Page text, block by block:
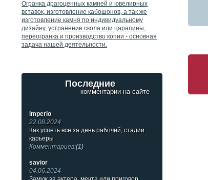
Огранка драгоценных камней и ювелирных
вставок, изготовление кабошонов, а так же
изготовление камня по индивидуальному
дизайну, устранение скола или царапины,
переогранка и производство копии - основная
задача нашей деятельности.
Последние
комментарии на сайте
imperio
22.08.2024
Как успеть все за день рабочий, стадии
карьеры
Комментариев:(1)
savior
04.06.2024